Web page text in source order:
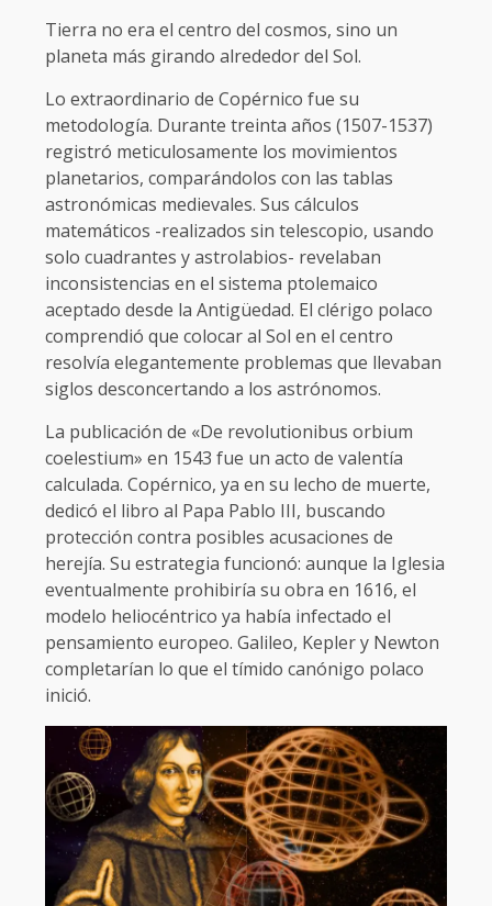
Tierra no era el centro del cosmos, sino un
planeta más girando alrededor del Sol.
Lo extraordinario de Copérnico fue su
metodología. Durante treinta años (1507-1537)
registró meticulosamente los movimientos
planetarios, comparándolos con las tablas
astronómicas medievales. Sus cálculos
matemáticos -realizados sin telescopio, usando
solo cuadrantes y astrolabios- revelaban
inconsistencias en el sistema ptolemaico
aceptado desde la Antigüedad. El clérigo polaco
comprendió que colocar al Sol en el centro
resolvía elegantemente problemas que llevaban
siglos desconcertando a los astrónomos.
La publicación de «De revolutionibus orbium
coelestium» en 1543 fue un acto de valentía
calculada. Copérnico, ya en su lecho de muerte,
dedicó el libro al Papa Pablo III, buscando
protección contra posibles acusaciones de
herejía. Su estrategia funcionó: aunque la Iglesia
eventualmente prohibiría su obra en 1616, el
modelo heliocéntrico ya había infectado el
pensamiento europeo. Galileo, Kepler y Newton
completarían lo que el tímido canónigo polaco
inició.